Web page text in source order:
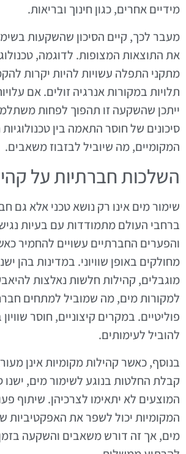
מידיים אחרים, כגון חינוך ובריאות.
מעבר לכך, קיים הסיכון שהשקעות
את התוצאות המצופות. לדוגמה,
מתקני התפלה עשויות להיות יקרות
תלויות במקורות אנרגיה זולים. אם
ייתכן שהשקעה זו תהפוך לפחות
סיכונים של חוסר התאמה בין
המקומיים, מה שיוביל לבזבוז משאבים.
השלכות חברתיות על
שימור מים אינו רק נושא טכני אלא גם
ברחבי העולם מתמודדות עם בעיות
והפערים החברתיים עשויים להחמיר
מחולקים באופן שוויוני. במדינות בהן
מוגבלים, קהילות חלשות נאלצות
למקורות מים, מה שמוביל למתחים
פוליטיים. במקרים קיצוניים, חוסר
להוביל לעימותים.
בנוסף, כאשר קהילות מקומיות אינן
קבלת החלטות בנוגע לשימור מים, ישנו
המוצעים לא יתאימו לצרכיהן. שיתוף
המקומיות יכול לשפר את האפקטיביות
מים, אך זה דורש משאבים והשקעה